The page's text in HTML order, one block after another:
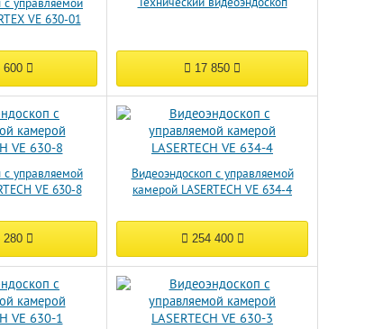
с управляемой
VE 630-01
600 17 850
с управляемой
VE 630-8
280
Видеоэндоскоп с управляемой
камерой LASERTECH VE 634-4
254 400